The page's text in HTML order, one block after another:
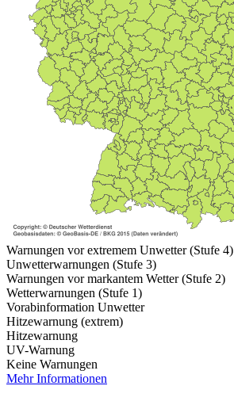
Warnungen vor extremem Unwetter (Stufe 4)
Unwetterwarnungen (Stufe 3)
Warnungen vor markantem Wetter (Stufe 2)
Wetterwarnungen (Stufe 1)
Vorabinformation Unwetter
Hitzewarnung (extrem)
Hitzewarnung
UV-Warnung
Keine Warnungen
Mehr Informationen